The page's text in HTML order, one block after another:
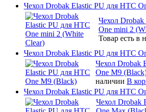
Чехол Drobak Elastic PU для HTC
Чехол
One mini 2
Товар есть в
Чехол Drobak Elastic PU для HTC
Чехол Drobak
One M9
наличии В
Чехол Drobak Elastic PU для HTC
Чехол Drobak